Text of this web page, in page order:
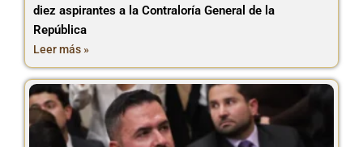
diez aspirantes a la Contraloría General de la
República
Leer más »